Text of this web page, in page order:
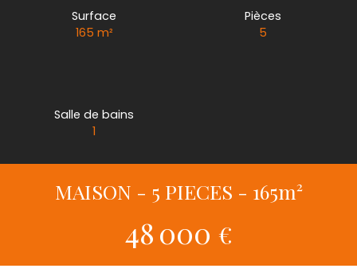
Surface
165 m²
Pièces
5
Salle de bains
1
MAISON - 5 PIECES - 165m²
48 000 €